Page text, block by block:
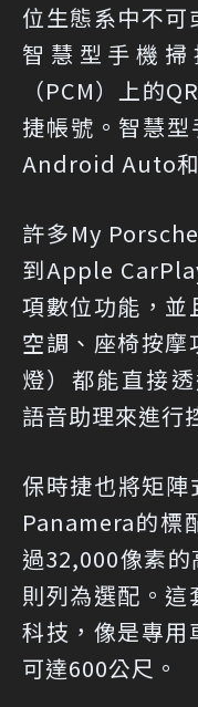
位生態系中不可
智慧型手機
（PCM）上的
捷帳號。智慧
Android Auto和
許多My
到Apple
項數位功能，並
空調、座椅按摩
燈）都能直接
語音助理來進行
保時捷也將矩陣
Panamera的標
過32,000像素
則列為選配。
科技，像是專用
可達600公尺。